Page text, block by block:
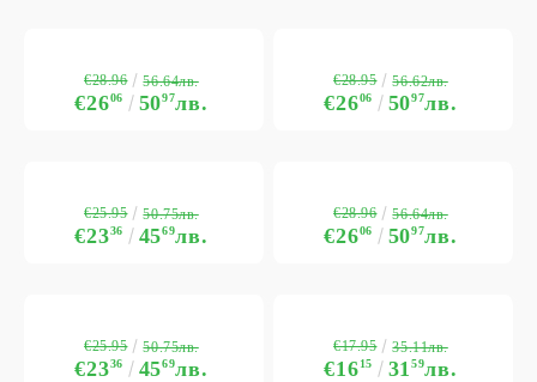
€2606 5097лв.
€28.96 56.64лв.
€2606 5097лв.
€28.95 56.62лв.
€2336 4569лв.
€25.95 50.75лв.
€2606 5097лв.
€28.96 56.64лв.
€2336 4569лв.
€25.95 50.75лв.
€1615 3159лв.
€17.95 35.11лв.